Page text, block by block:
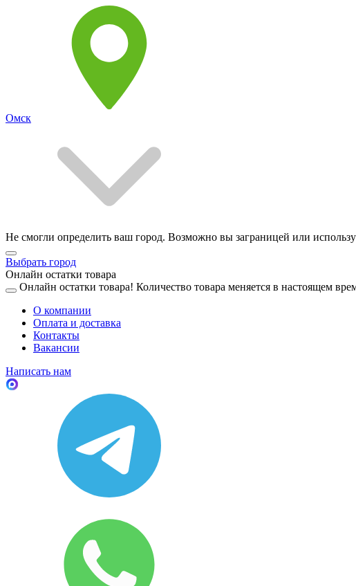
Омск
Не смогли определить ваш город. Возможно вы заграницей или
Выбрать город
Онлайн остатки товара
Онлайн остатки товара! Количество товара меняется в настоящем
О компании
Оплата и доставка
Контакты
Вакансии
Написать нам